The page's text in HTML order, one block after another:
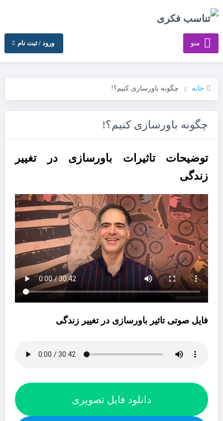
منو ورود / ثبت نام
خانه چگونه باورسازی کنیم؟!
چگونه باورسازی کنیم؟!
توضیحات تاثیرات باورسازی در تغییر
زندگی
فایل صوتی تاثیر باورسازی در تغییر زندگی
دانلود فایل تصویری